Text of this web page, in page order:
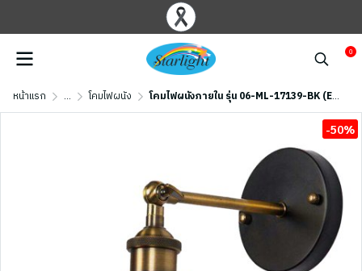
0
หน้าแรก ... โคมไฟผนัง โคมไฟผนังภายใน รุ่น 06-ML-17139-BK (E27x1) สีดำ
-50%